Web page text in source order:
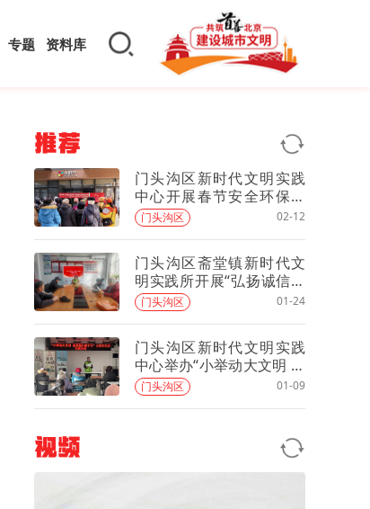
专题 资料库
推荐
门头沟区新时代文明实践
中心开展春节安全环保主
题宣传活动
门头沟区 02-12
门头沟区斋堂镇新时代文
明实践所开展“弘扬诚信文
化 筑牢文明根基”主题诚信
活动
门头沟区 01-24
门头沟区新时代文明实践
中心举办“小举动大文明 素
养提升践于行”文明天天见
主题宣传活动
门头沟区 01-09
视频